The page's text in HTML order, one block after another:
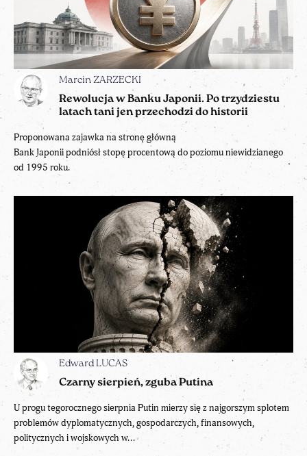
Marcin ZARZECKI
Rewolucja w Banku Japonii. Po trzydziestu
latach tani jen przechodzi do historii
Proponowana zajawka na stronę główną
Bank Japonii podniósł stopę procentową do poziomu niewidzianego
od 1995 roku.
Edward LUCAS
Czarny sierpień, zguba Putina
U progu tegorocznego sierpnia Putin mierzy się z najgorszym splotem
problemów dyplomatycznych, gospodarczych, finansowych,
politycznych i wojskowych w...